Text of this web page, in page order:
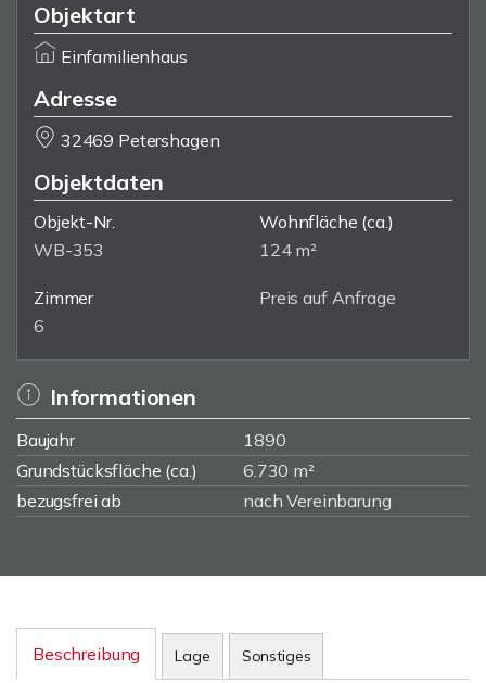
Objektart
Einfamilienhaus
Adresse
32469 Petershagen
Objektdaten
Objekt-Nr.
WB-353
Wohnfläche (ca.)
124 m²
Zimmer
6
Preis auf Anfrage
Informationen
Baujahr
1890
Grundstücksfläche (ca.)
6.730 m²
bezugsfrei ab
nach Vereinbarung
Beschreibung Lage Sonstiges